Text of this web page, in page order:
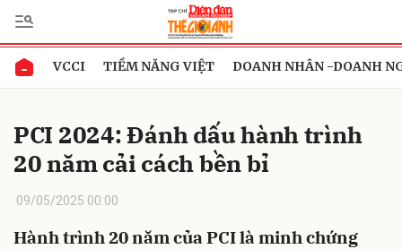
VCCI TIỀM NĂNG VIỆT DOANH NHÂN -DOANH
PCI 2024: Đánh dấu hành trình
20 năm cải cách bền bỉ
09/05/2025 00:00
Hành trình 20 năm của PCI là minh chứng
Gửi bình luận